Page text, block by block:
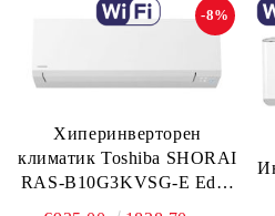
Хиперинверторен
климатик Toshiba SHORAI
RAS-B10G3KVSG-E Edge
WiFi, 10 000 BTU
-8%